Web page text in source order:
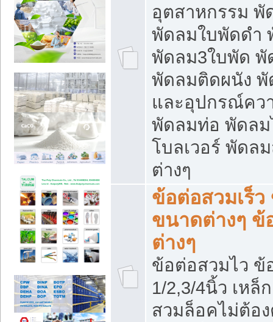
อุตสาหกรรม
พัดลมใบพัดดำ
พัดลม3ใบพัด พั
พัดลมติดผนัง
และอุปกรณ์คว
พัดลมท่อ พัดลม
โบลเวอร์ พัดล
ต่างๆ
ข้อต่อสวมเร็
ขนาดต่างๆ ข้
ต่างๆ
ข้อต่อสวมไว ข้
1/2,3/4นิ้ว เหล็
สวมล็อคไม่ต้อ